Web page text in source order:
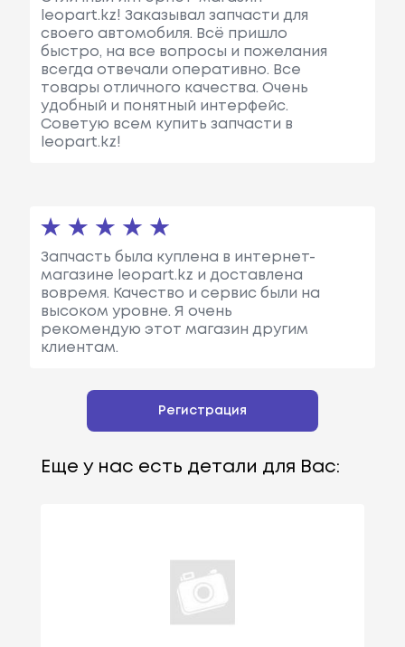
leopart.kz! Заказывал запчасти для
своего автомобиля. Всё пришло
быстро, на все вопросы и пожелания
всегда отвечали оперативно. Все
товары отличного качества. Очень
удобный и понятный интерфейс.
Советую всем купить запчасти в
leopart.kz!
Запчасть была куплена в интернет-
магазине leopart.kz и доставлена
вовремя. Качество и сервис были на
высоком уровне. Я очень
рекомендую этот магазин другим
клиентам.
Регистрация
Еще у нас есть детали для Вас: